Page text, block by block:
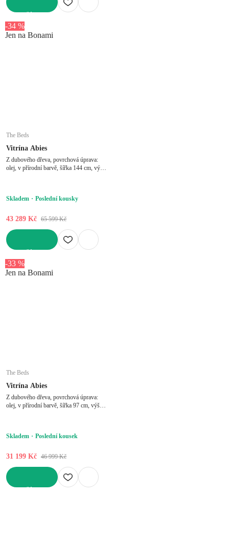
-34 %
Jen na Bonami
The Beds
Vitrína Abies
Z dubového dřeva, povrchová úprava:
olej, v přírodní barvě, šířka 144 cm, výška
Skladem Poslední kousky
43 289 Kč 65 599 Kč
-33 %
Jen na Bonami
The Beds
Vitrína Abies
Z dubového dřeva, povrchová úprava:
olej, v přírodní barvě, šířka 97 cm, výška
Skladem Poslední kousek
31 199 Kč 46 999 Kč